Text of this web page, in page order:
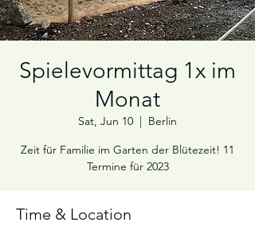
Spielevormittag 1x im
Monat
Sat, Jun 10
  |
Berlin
Zeit für Familie im Garten der Blütezeit! 11
Termine für 2023
Time & Location